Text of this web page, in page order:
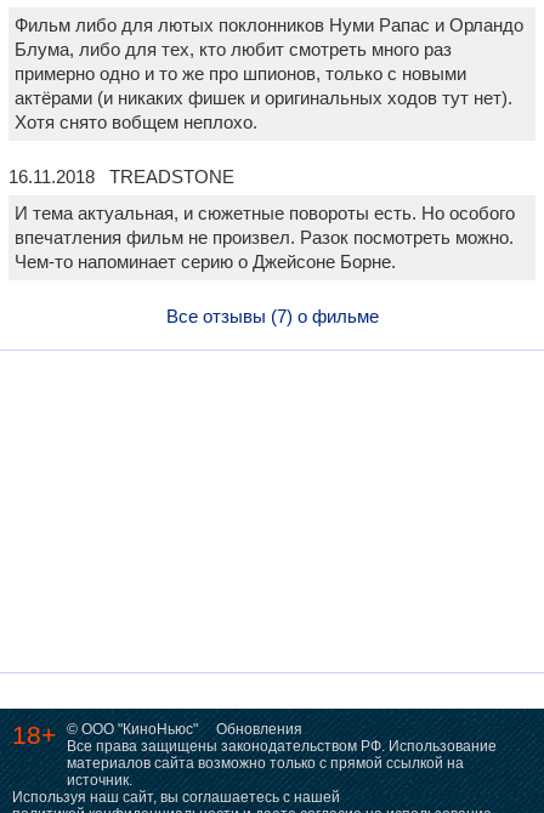
Фильм либо для лютых поклонников Нуми Рапас и Орландо
Блума, либо для тех, кто любит смотреть много раз
примерно одно и то же про шпионов, только с новыми
актёрами (и никаких фишек и оригинальных ходов тут нет).
Хотя снято вобщем неплохо.
16.11.2018 TREADSTONE
И тема актуальная, и сюжетные повороты есть. Но особого
впечатления фильм не произвел. Разок посмотреть можно.
Чем-то напоминает серию о Джейсоне Борне.
Все отзывы (7) о фильме
18+ © ООО "КиноНьюс"
Обновления
Все права защищены законодательством РФ. Использование
материалов сайта возможно только с прямой ссылкой на
источник.
Используя наш сайт, вы соглашаетесь с нашей